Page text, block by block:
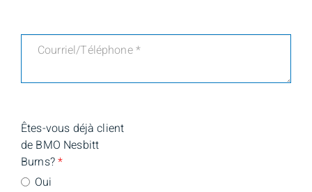
Êtes-vous déjà client
de BMO Nesbitt
Burns?*
Oui